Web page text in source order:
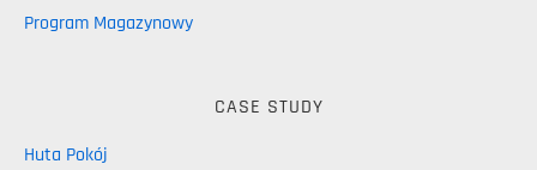
Program Magazynowy
CASE STUDY
Huta Pokój